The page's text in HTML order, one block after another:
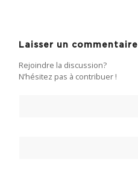
Laisser un commentaire
Rejoindre la discussion?
N’hésitez pas à contribuer !